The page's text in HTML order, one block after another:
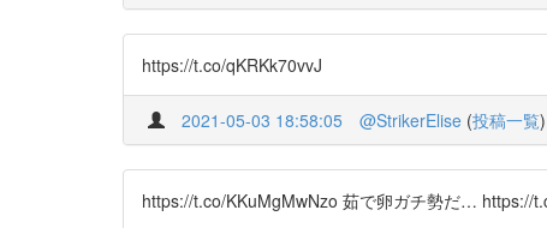
https://t.co/qKRKk70vvJ
2021-05-03 18:58:05 @StrikerElise (投稿一覧)
https://t.co/KKuMgMwNzo 茹で卵ガチ勢だ… https://